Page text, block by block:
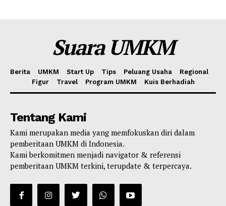
Suara UMKM
Berita UMKM Start Up Tips Peluang Usaha
Regional
Figur
Travel Program UMKM Kuis Berhadiah
Tentang Kami
Kami merupakan media yang memfokuskan diri dalam
pemberitaan UMKM di Indonesia.
Kami berkomitmen menjadi navigator & referensi
pemberitaan UMKM terkini, terupdate & terpercaya.